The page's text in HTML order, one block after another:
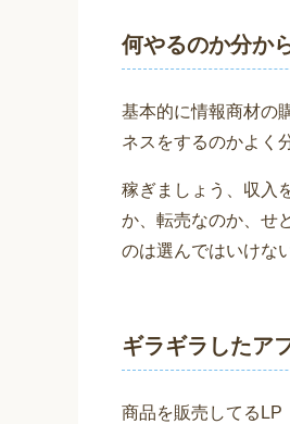
何やるのか分か
基本的に情報商材の
ネスをするのかよく
稼ぎましょう、収入
か、転売なのか、せ
のは選んではいけな
ギラギラしたア
商品を販売してるLP